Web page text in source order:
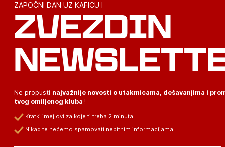
ZAPOČNI DAN UZ KAFICU I
ZVEZDIN
Ne propusti najvažnije novosti o utakmicama, dešavanjima i
tvog omiljenog kluba !
Kratki imejlovi za koje ti treba 2 minuta
Nikad te nećemo spamovati nebitnim informacijama